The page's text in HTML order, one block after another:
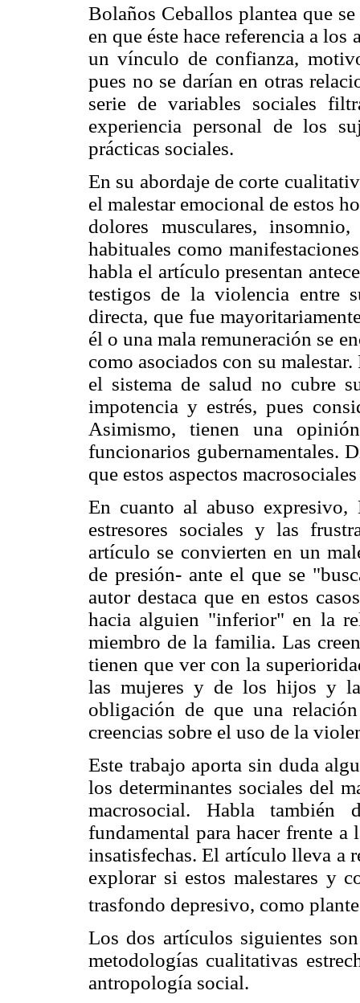
Bolaños Ceballos plantea que
en que éste hace referencia a
un vínculo de confianza,
pues no se darían en otras
serie de variables sociales
experiencia personal de los
prácticas sociales.
En su abordaje de corte
el malestar emocional de estos
dolores musculares,
habituales como
habla el artículo presentan
testigos de la violencia entre
directa, que fue
él o una mala remuneración se
como asociados con su
el sistema de salud no cubre
impotencia y estrés, pues
Asimismo, tienen una
funcionarios gubernamentales.
que estos aspectos
En cuanto al abuso expresivo,
estresores sociales y las
artículo se convierten en un
de presión- ante el que se
autor destaca que en estos
hacia alguien "inferior" en la
miembro de la familia. Las
tienen que ver con la
las mujeres y de los hijos y
obligación de que una
creencias sobre el uso de la
Este trabajo aporta sin duda
los determinantes sociales del
macrosocial. Habla
fundamental para hacer frente
insatisfechas. El artículo lleva a
explorar si estos malestares y
trasfondo depresivo, como
Los dos artículos siguientes
metodologías cualitativas
antropología social.